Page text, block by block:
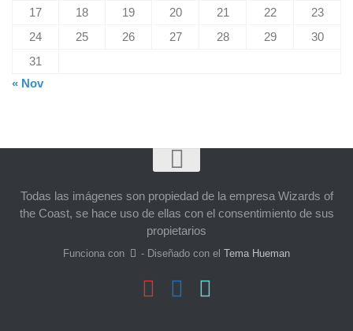
17
18 19 20 21 22
23
24
25 26 27 28 29
30
31
« Nov
Todas las imágenes son propiedad de la empresa Wizards of
the Coast, se hace uso de ellas con el consentimiento de sus
propietarios
Funciona con - Diseñado con elTema Hueman